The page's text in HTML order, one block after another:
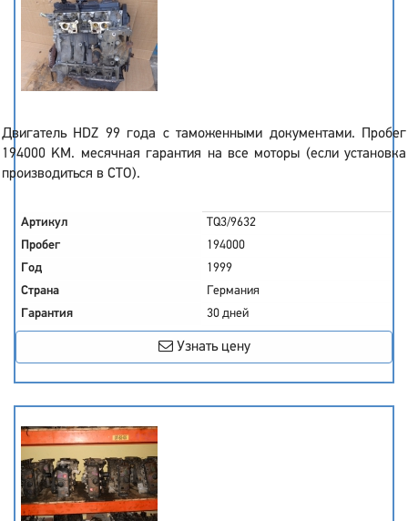
Двигатель HDZ 99 года с таможенными документами. Пробег
194000 KM. месячная гарантия на все моторы (если установка
производиться в СТО).
Артикул
TQ3/9632
Пробег
194000
Год
1999
Страна
Германия
Гарантия
30 дней
Узнать цену